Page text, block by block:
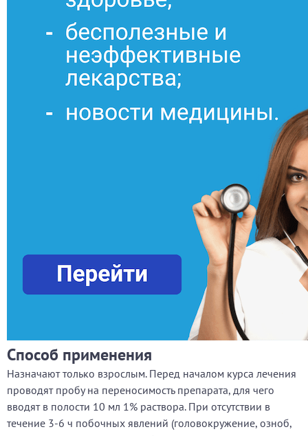
Способ применения
Назначают только взрослым. Перед началом курса лечения
проводят пробу на переносимость препарата, для чего
вводят в полости 10 мл 1% раствора. При отсутствии в
течение 3-6 ч побочных явлений (головокружение, озноб,